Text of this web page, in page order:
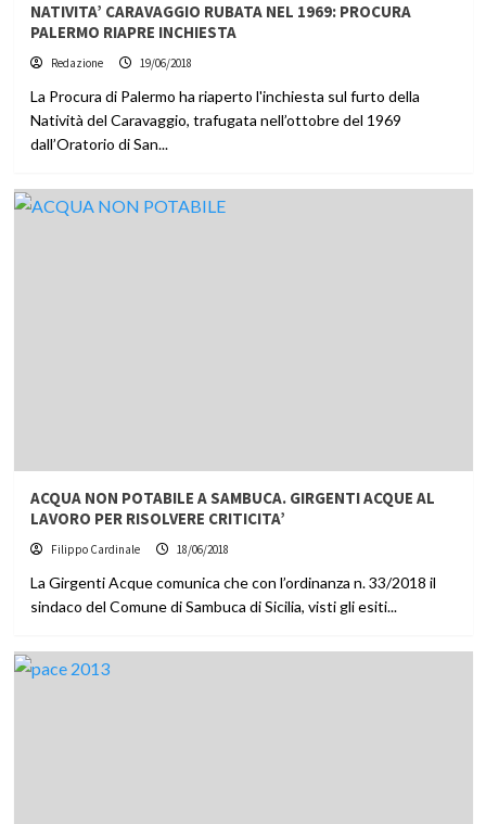
NATIVITA’ CARAVAGGIO RUBATA NEL 1969: PROCURA
PALERMO RIAPRE INCHIESTA
Redazione 19/06/2018
La Procura di Palermo ha riaperto l'inchiesta sul furto della
Natività del Caravaggio, trafugata nell’ottobre del 1969
dall’Oratorio di San...
ACQUA NON POTABILE A SAMBUCA. GIRGENTI ACQUE AL
LAVORO PER RISOLVERE CRITICITA’
Filippo Cardinale 18/06/2018
La Girgenti Acque comunica che con l’ordinanza n. 33/2018 il
sindaco del Comune di Sambuca di Sicilia, visti gli esiti...